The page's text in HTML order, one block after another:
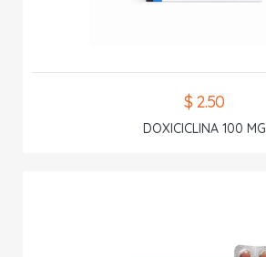
$ 2.50
DOXICICLINA 100 MG